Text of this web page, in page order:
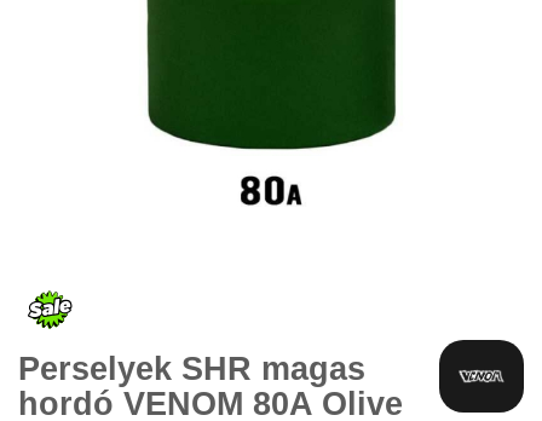
elejére
Perselyek SHR magas
hordó VENOM 80A Olive